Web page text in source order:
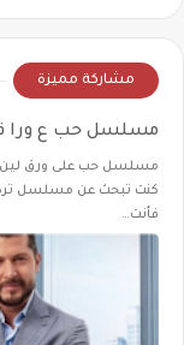
مشاركة مميزة
مسلسل حب ع ورا
مسلسل حب على ورق لين
كنت تبحث عن مسلسل
فأنت…